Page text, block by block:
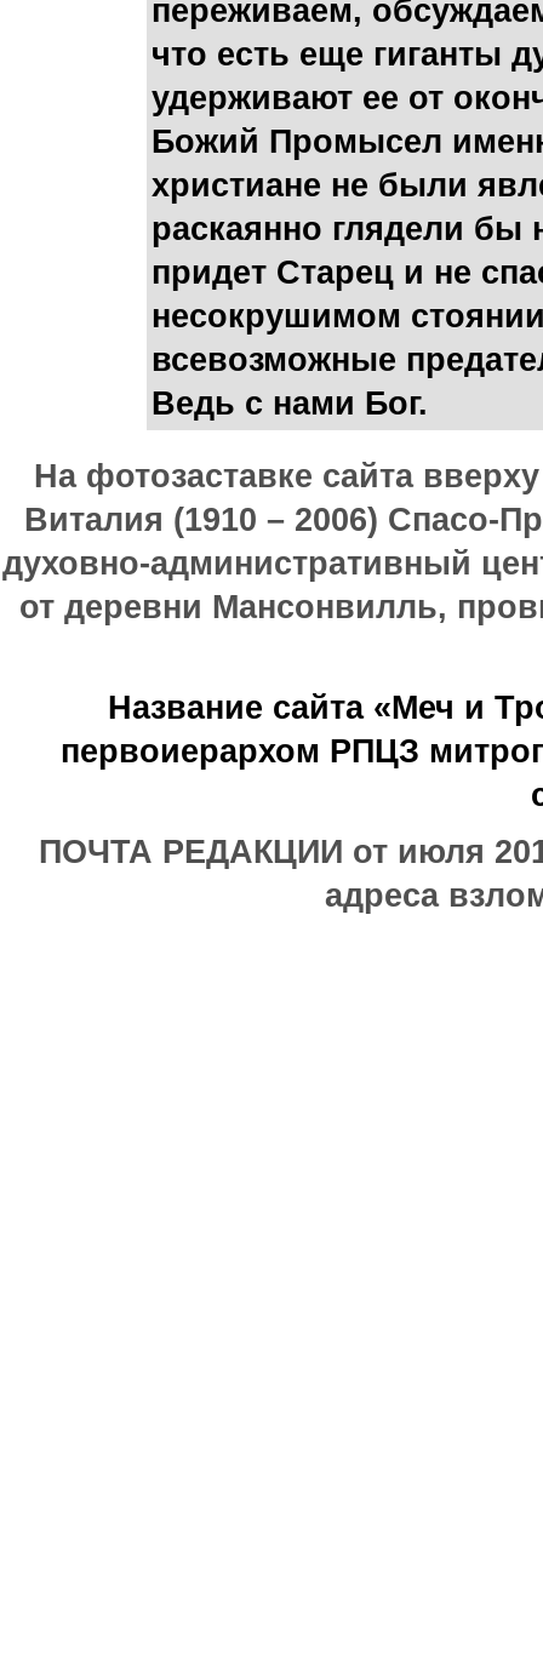
переживаем,
что есть еще гиганты
удерживают ее от
Божий Промысел
христиане не были
раскаянно глядели бы
придет Старец и не
несокрушимом
всевозможные
Ведь с нами Бог.
На фотозаставке сайта
Виталия (1910 – 2006) Спасо-
духовно-административный
от деревни Мансонвилль,
Название сайта «Меч и
первоиерархом РПЦЗ
ПОЧТА РЕДАКЦИИ от июля
адреса